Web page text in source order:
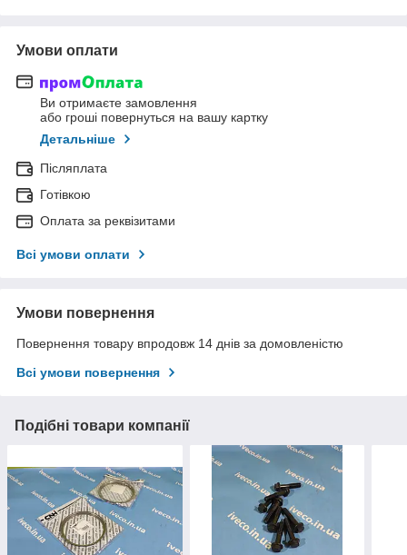
Умови оплати
Ви отримаєте замовлення
або гроші повернуться на вашу картку
Детальніше
Післяплата
Готівкою
Оплата за реквізитами
Всі умови оплати
Умови повернення
Повернення товару впродовж 14 днів за домовленістю
Всі умови повернення
Подібні товари компанії